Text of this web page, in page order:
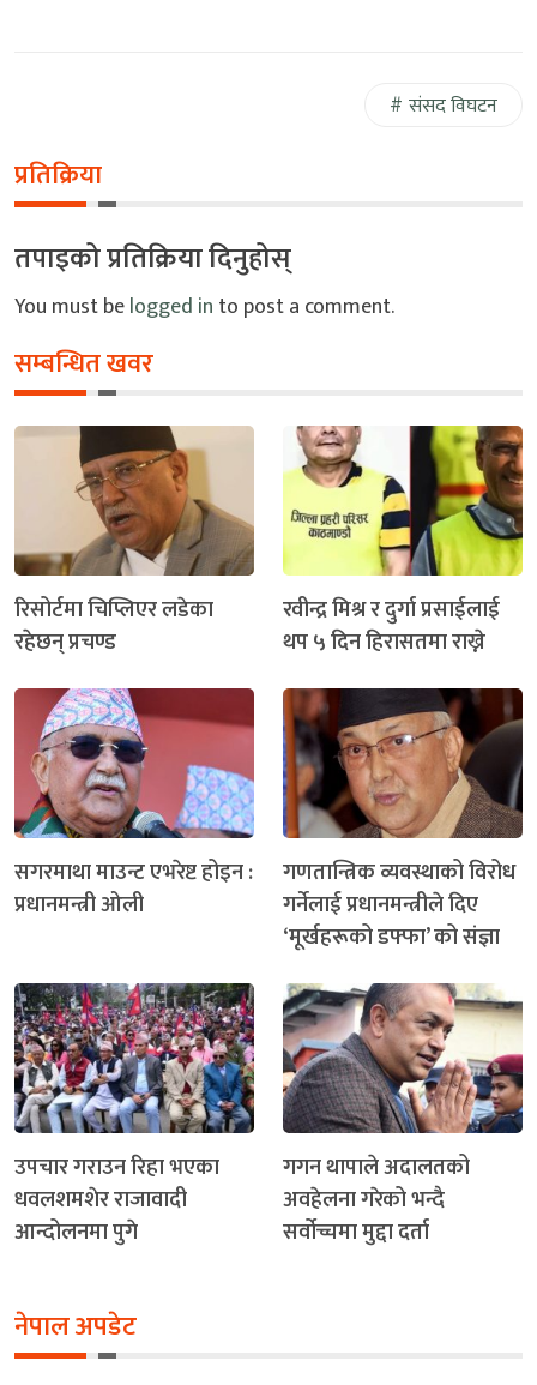
संसद विघटन
प्रतिक्रिया
तपाइको प्रतिक्रिया दिनुहोस्
You must belogged in to post a comment.
सम्बन्धित खवर
रिसोर्टमा चिप्लिएर लडेका
रहेछन् प्रचण्ड
रवीन्द्र मिश्र र दुर्गा प्रसाईलाई
थप ५ दिन हिरासतमा राख्ने
सगरमाथा माउन्ट एभरेष्ट होइन :
प्रधानमन्त्री ओली
गणतान्त्रिक व्यवस्थाको विरोध
गर्नेलाई प्रधानमन्त्रीले दिए
‘मूर्खहरूको डफ्फा’ को संज्ञा
उपचार गराउन रिहा भएका
धवलशमशेर राजावादी
आन्दोलनमा पुगे
गगन थापाले अदालतको
अवहेलना गरेको भन्दै
सर्वोच्चमा मुद्दा दर्ता
नेपाल अपडेट